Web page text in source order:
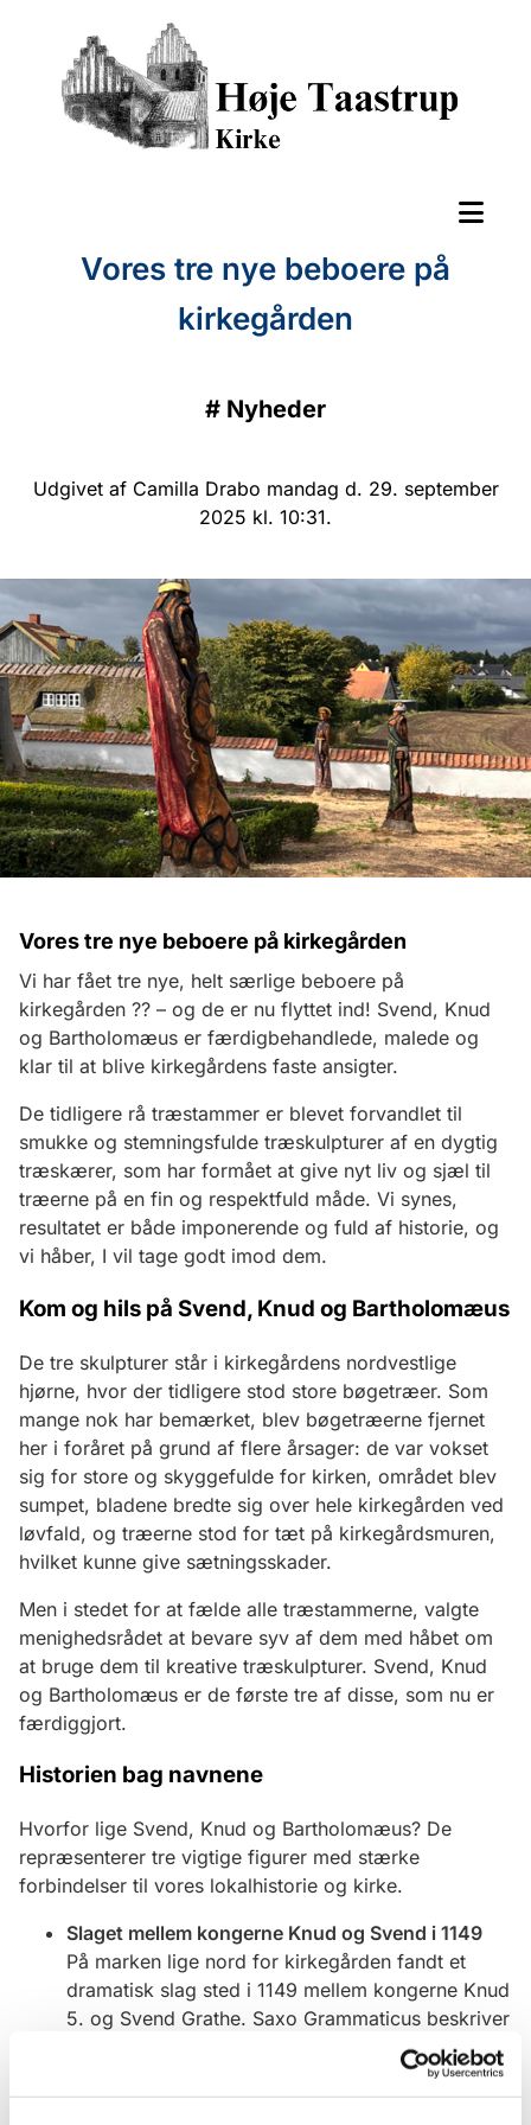
Vores tre nye beboere på
kirkegården
# Nyheder
Udgivet af Camilla Drabo mandag d. 29. september
2025 kl. 10:31.
Vores tre nye beboere på kirkegården
Vi har fået tre nye, helt særlige beboere på
kirkegården ?? – og de er nu flyttet ind! Svend, Knud
og Bartholomæus er færdigbehandlede, malede og
klar til at blive kirkegårdens faste ansigter.
De tidligere rå træstammer er blevet forvandlet til
smukke og stemningsfulde træskulpturer af en dygtig
træskærer, som har formået at give nyt liv og sjæl til
træerne på en fin og respektfuld måde. Vi synes,
resultatet er både imponerende og fuld af historie, og
vi håber, I vil tage godt imod dem.
Kom og hils på Svend, Knud og Bartholomæus
De tre skulpturer står i kirkegårdens nordvestlige
hjørne, hvor der tidligere stod store bøgetræer. Som
mange nok har bemærket, blev bøgetræerne fjernet
her i foråret på grund af flere årsager: de var vokset
sig for store og skyggefulde for kirken, området blev
sumpet, bladene bredte sig over hele kirkegården ved
løvfald, og træerne stod for tæt på kirkegårdsmuren,
hvilket kunne give sætningsskader.
Men i stedet for at fælde alle træstammerne, valgte
menighedsrådet at bevare syv af dem med håbet om
at bruge dem til kreative træskulpturer. Svend, Knud
og Bartholomæus er de første tre af disse, som nu er
færdiggjort.
Historien bag navnene
Hvorfor lige Svend, Knud og Bartholomæus? De
repræsenterer tre vigtige figurer med stærke
forbindelser til vores lokalhistorie og kirke.
Slaget mellem kongerne Knud og Svend i 1149
På marken lige nord for kirkegården fandt et
dramatisk slag sted i 1149 mellem kongerne Knud
5. og Svend Grathe. Saxo Grammaticus beskriver
i sin Danmarkskrønike, hvordan Knud angreb
Sjælland, og efter flere sammenstød med Svend
endte kampen med, at Svend blev udråbt som